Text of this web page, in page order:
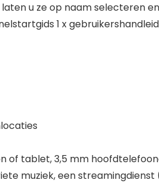
u ze op naam selecteren
1 x
of tablet, 3,5 mm
muziek, een